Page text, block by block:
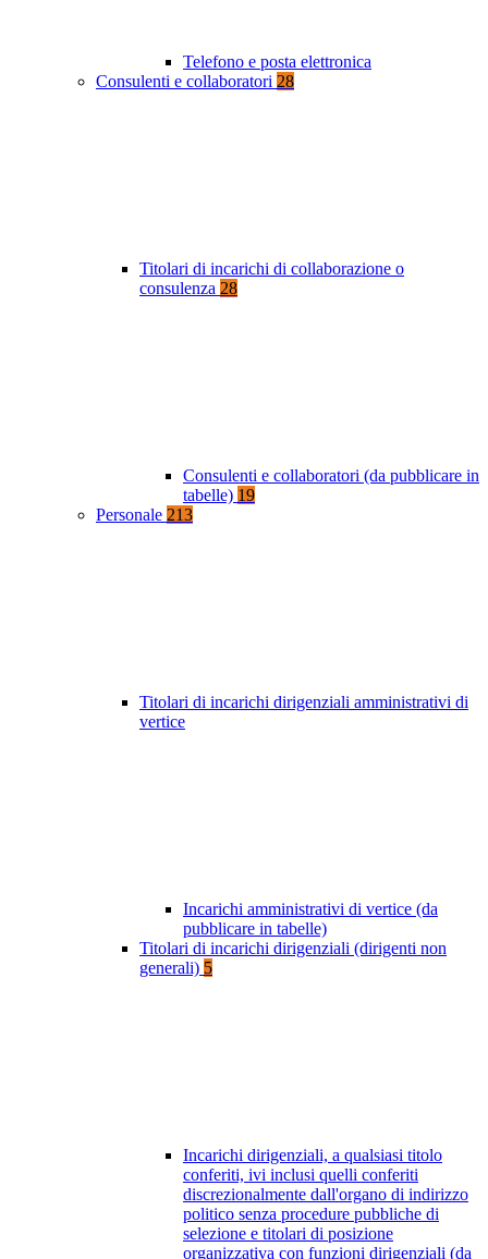
Telefono e posta elettronica
Consulenti e collaboratori 28
Titolari di incarichi di collaborazione o
consulenza 28
Consulenti e collaboratori (da pubblicare in
tabelle) 19
Personale 213
Titolari di incarichi dirigenziali amministrativi di
vertice
Incarichi amministrativi di vertice (da
pubblicare in tabelle)
Titolari di incarichi dirigenziali (dirigenti non
generali) 5
Incarichi dirigenziali, a qualsiasi titolo
conferiti, ivi inclusi quelli conferiti
discrezionalmente dall'organo di indirizzo
politico senza procedure pubbliche di
selezione e titolari di posizione
organizzativa con funzioni dirigenziali (da